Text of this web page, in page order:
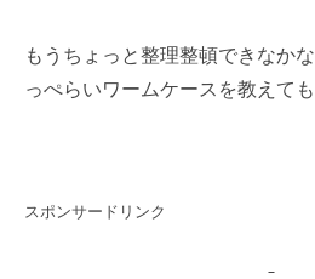
もうちょっと整理整頓できなか
っぺらいワームケースを教えても
スポンサードリンク